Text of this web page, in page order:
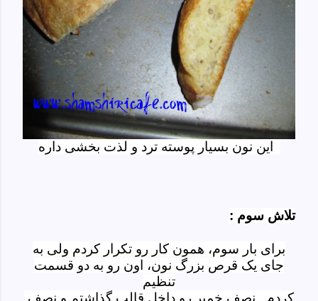
تلاش سوم :
برای بار سوم، همون کار رو تکرار کردم ولی به
جای یک قرص بزرگ نون، اون رو به دو قسمت
تنظیم